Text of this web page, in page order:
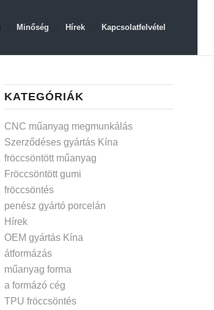
Minőség Hírek Kapcsolatfelvétel
KATEGÓRIÁK
CNC műanyag megmunkálás
Szerződéses gyártás Kína
fröccsöntött műanyag
Fröccsöntött gumi
fröccsöntés
penész gyártó porcelán
Hírek
OEM gyártás Kína
átformázás
műanyag forma
a formázó cég
TPU fröccsöntés